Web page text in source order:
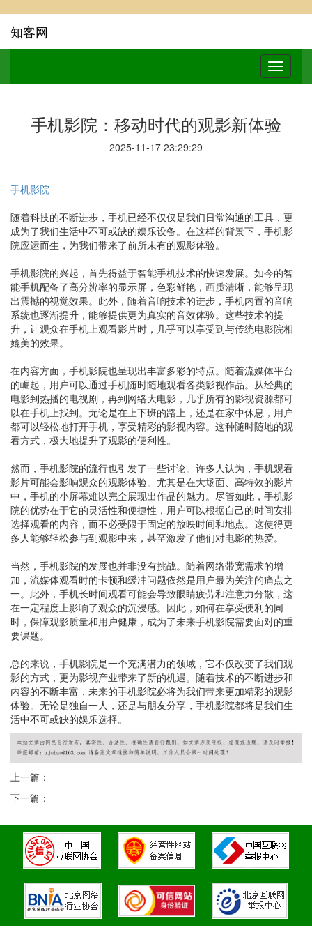
知客网
手机影院：移动时代的观影新体验
2025-11-17 23:29:29
手机影院
随着科技的不断进步，手机已经不仅仅是我们日常沟通的工具，更
成为了我们生活中不可或缺的娱乐设备。在这样的背景下，手机影
院应运而生，为我们带来了前所未有的观影体验。
手机影院的兴起，首先得益于智能手机技术的快速发展。如今的智
能手机配备了高分辨率的显示屏，色彩鲜艳，画质清晰，能够呈现
出震撼的视觉效果。此外，随着音响技术的进步，手机内置的音响
系统也逐渐提升，能够提供更为真实的音效体验。这些技术的提
升，让观众在手机上观看影片时，几乎可以享受到与传统电影院相
媲美的效果。
在内容方面，手机影院也呈现出丰富多彩的特点。随着流媒体平台
的崛起，用户可以通过手机随时随地观看各类影视作品。从经典的
电影到热播的电视剧，再到网络大电影，几乎所有的影视资源都可
以在手机上找到。无论是在上下班的路上，还是在家中休息，用户
都可以轻松地打开手机，享受精彩的影视内容。这种随时随地的观
看方式，极大地提升了观影的便利性。
然而，手机影院的流行也引发了一些讨论。许多人认为，手机观看
影片可能会影响观众的观影体验。尤其是在大场面、高特效的影片
中，手机的小屏幕难以完全展现出作品的魅力。尽管如此，手机影
院的优势在于它的灵活性和便捷性，用户可以根据自己的时间安排
选择观看的内容，而不必受限于固定的放映时间和地点。这使得更
多人能够轻松参与到观影中来，甚至激发了他们对电影的热爱。
当然，手机影院的发展也并非没有挑战。随着网络带宽需求的增
加，流媒体观看时的卡顿和缓冲问题依然是用户最为关注的痛点之
一。此外，手机长时间观看可能会导致眼睛疲劳和注意力分散，这
在一定程度上影响了观众的沉浸感。因此，如何在享受便利的同
时，保障观影质量和用户健康，成为了未来手机影院需要面对的重
要课题。
总的来说，手机影院是一个充满潜力的领域，它不仅改变了我们观
影的方式，更为影视产业带来了新的机遇。随着技术的不断进步和
内容的不断丰富，未来的手机影院必将为我们带来更加精彩的观影
体验。无论是独自一人，还是与朋友分享，手机影院都将是我们生
活中不可或缺的娱乐选择。
上一篇：
下一篇：